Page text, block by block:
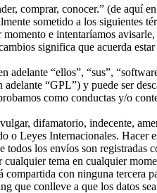
comprar, conocer.” (de aquí
sometido a los siguientes
e intentaríamos
significa que acuerda
adelante “ellos”, “sus”,
adelante “GPL”) y puede ser
como conductas y/o
difamatorio, indecente,
o Leyes Internacionales.
los envíos son
tema en cualquier
compartida con ninguna
que conlleve a que los datos